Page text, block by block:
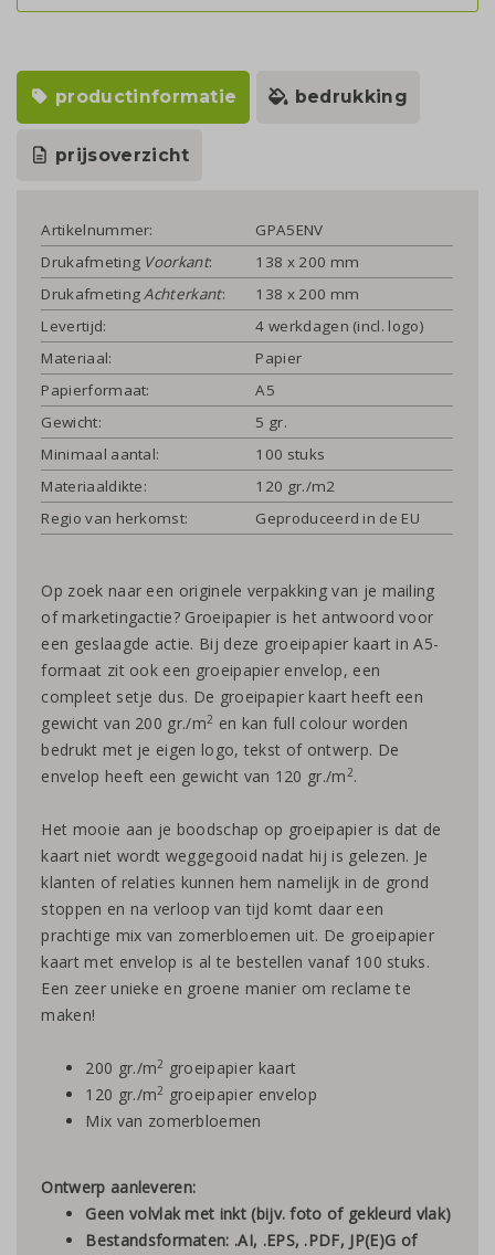
productinformatie bedrukking
prijsoverzicht
Artikelnummer:
GPA5ENV
Drukafmeting Voorkant:
138 x 200 mm
DrukafmetingAchterkant:
138 x 200 mm
Levertijd:
4 werkdagen (incl. logo)
Materiaal:
Papier
Papierformaat:
A5
Gewicht:
5 gr.
Minimaal aantal:
100 stuks
Materiaaldikte:
120 gr./m2
Regio van herkomst:
Geproduceerd in de EU
Op zoek naar een originele verpakking van je mailing
of marketingactie? Groeipapier is het antwoord voor
een geslaagde actie. Bij deze groeipapier kaart in A5-
formaat zit ook een groeipapier envelop, een
compleet setje dus. De groeipapier kaart heeft een
gewicht van 200 gr./m2 en kan full colour worden
bedrukt met je eigen logo, tekst of ontwerp. De
envelop heeft een gewicht van 120 gr./m2.
Het mooie aan je boodschap op groeipapier is dat de
kaart niet wordt weggegooid nadat hij is gelezen. Je
klanten of relaties kunnen hem namelijk in de grond
stoppen en na verloop van tijd komt daar een
prachtige mix van zomerbloemen uit. De groeipapier
kaart met envelop is al te bestellen vanaf 100 stuks.
Een zeer unieke en groene manier om reclame te
maken!
200 gr./m2 groeipapier kaart
120 gr./m2 groeipapier envelop
Mix van zomerbloemen
Ontwerp aanleveren:
Geen volvlak met inkt (bijv. foto of gekleurd vlak)
Bestandsformaten: .AI, .EPS, .PDF, JP(E)G of